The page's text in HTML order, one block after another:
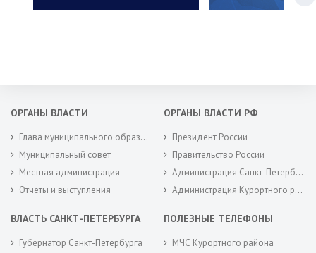
ОРГАНЫ ВЛАСТИ
Глава муниципального образования
Муниципальный совет
Местная администрация
Отчеты и выступления
ОРГАНЫ ВЛАСТИ РФ
Президент России
Правительство России
Администрация Санкт-Петербурга
Администрация Курортного района Санкт-Петербурга
ВЛАСТЬ САНКТ-ПЕТЕРБУРГА
Губернатор Санкт-Петербурга
ПОЛЕЗНЫЕ ТЕЛЕФОНЫ
МЧС Курортного района